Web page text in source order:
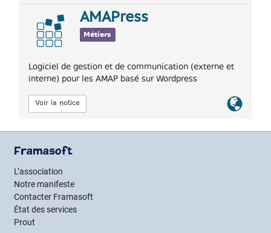
AMAPress
Métiers
Logiciel de gestion et de communication (externe et
interne) pour les AMAP basé sur Wordpress
Voir la notice
Lien
Framasoft
L’association
Notre manifeste
Contacter Framasoft
État des services
Prout